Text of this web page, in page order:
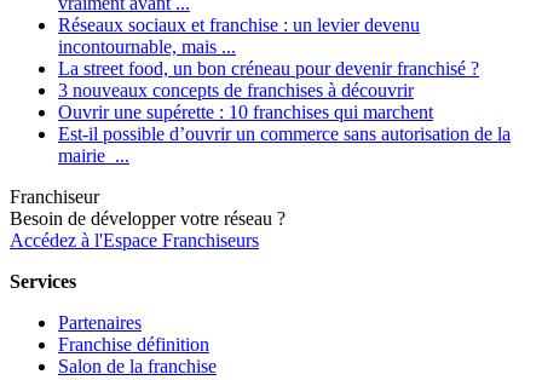
Réseaux sociaux et franchise : un levier devenu
incontournable, mais ...
La street food, un bon créneau pour devenir franchisé ?
3 nouveaux concepts de franchises à découvrir
Ouvrir une supérette : 10 franchises qui marchent
Est-il possible d’ouvrir un commerce sans autorisation de la
mairie ...
Franchiseur
Besoin de développer votre réseau ?
Accédez à l'Espace Franchiseurs
Services
Partenaires
Franchise définition
Salon de la franchise